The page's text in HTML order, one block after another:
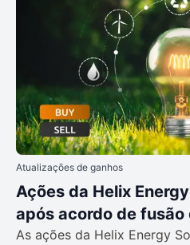
Atualizações de ganhos
Ações da Helix
após acordo de
As ações da Helix Energy